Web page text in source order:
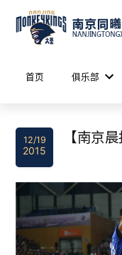
content
首页 俱乐部
12/19
2015
【南京